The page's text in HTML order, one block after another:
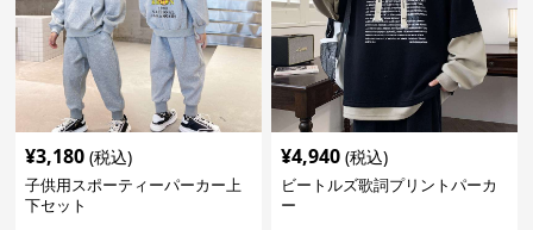
¥3,180 (税込)
子供用スポーティーパーカー上
下セット
¥4,940 (税込)
ビートルズ歌詞プリントパーカ
ー